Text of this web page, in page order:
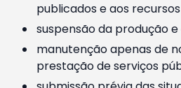
publicados e aos
suspensão da produção
manutenção apenas de
prestação de serviços